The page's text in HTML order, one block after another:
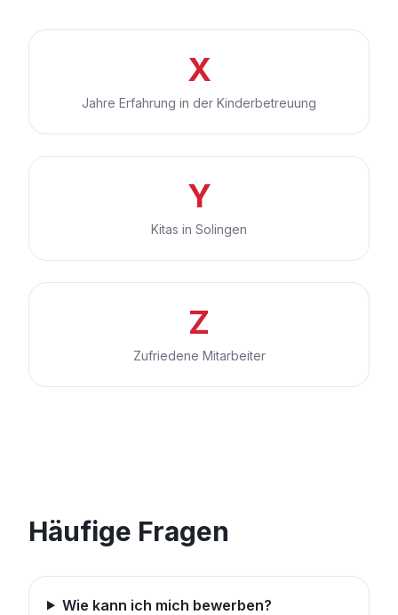
X
Jahre Erfahrung in der Kinderbetreuung
Y
Kitas in Solingen
Z
Zufriedene Mitarbeiter
Häufige Fragen
Wie kann ich mich bewerben?